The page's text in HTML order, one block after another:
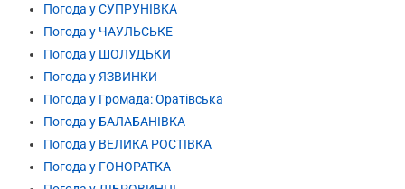
Погода у СУПРУНІВКА
Погода у ЧАУЛЬСЬКЕ
Погода у ШОЛУДЬКИ
Погода у ЯЗВИНКИ
Погода у Громада: Оратівська
Погода у БАЛАБАНІВКА
Погода у ВЕЛИКА РОСТІВКА
Погода у ГОНОРАТКА